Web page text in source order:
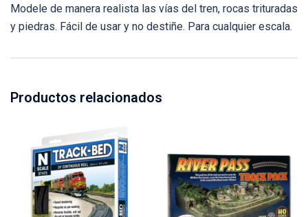
Modele de manera realista las vías del tren, rocas trituradas
y piedras. Fácil de usar y no destiñe. Para cualquier escala.
Productos relacionados